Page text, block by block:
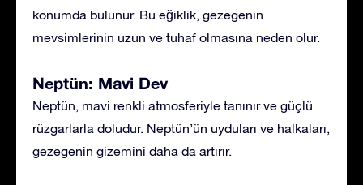
konumda bulunur. Bu eğiklik, gezegenin
mevsimlerinin uzun ve tuhaf olmasına neden olur.
Neptün: Mavi Dev
Neptün, mavi renkli atmosferiyle tanınır ve güçlü
rüzgarlarla doludur. Neptün’ün uyduları ve halkaları,
gezegenin gizemini daha da artırır.